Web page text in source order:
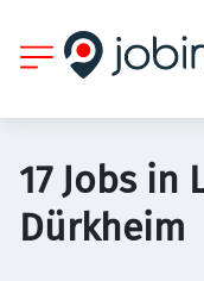
17 Jobs in
Dürkheim